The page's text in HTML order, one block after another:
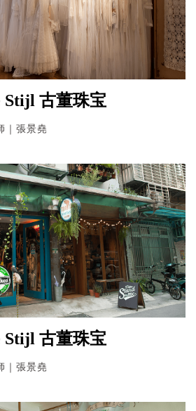
Stijl 古董珠宝
｜張景堯
Stijl 古董珠宝
｜張景堯